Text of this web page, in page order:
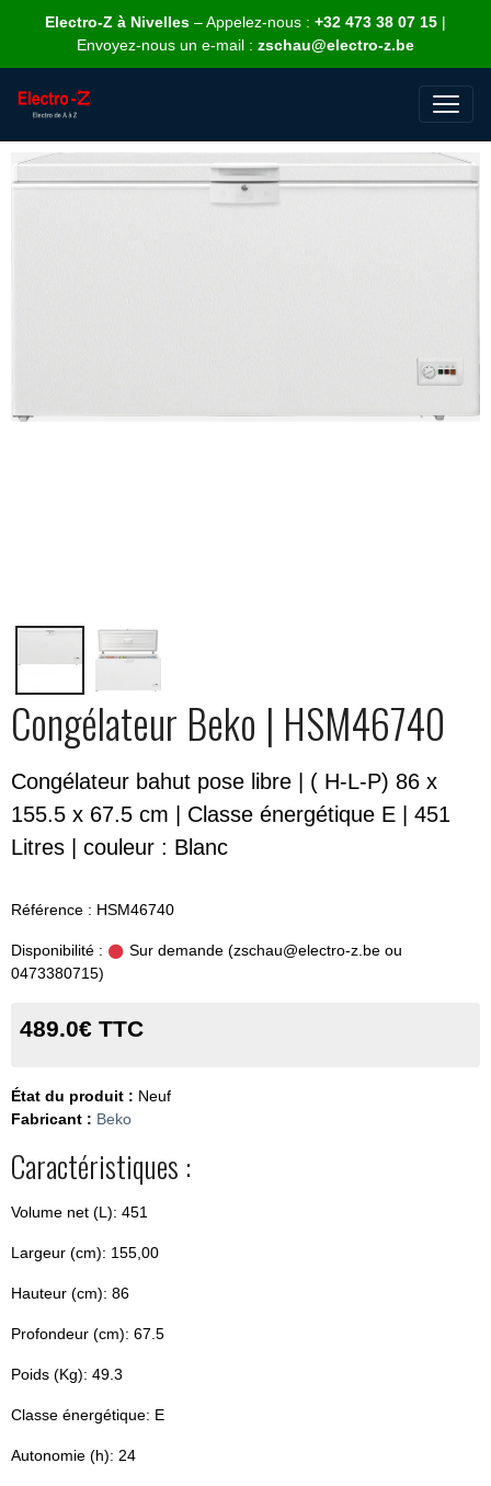
Electro-Z à Nivelles – Appelez-nous : +32 473 38 07 15 |
Envoyez-nous un e-mail : zschau@electro-z.be
Congélateur Beko | HSM46740
Congélateur bahut pose libre | ( H-L-P) 86 x
155.5 x 67.5 cm | Classe énergétique E | 451
Litres | couleur : Blanc
Référence : HSM46740
Disponibilité :
Sur demande (zschau@electro-z.be ou
0473380715)
489.0€ TTC
État du produit : Neuf
Fabricant : Beko
Caractéristiques :
Volume net (L): 451
Largeur (cm): 155,00
Hauteur (cm): 86
Profondeur (cm): 67.5
Poids (Kg): 49.3
Classe énergétique: E
Autonomie (h): 24